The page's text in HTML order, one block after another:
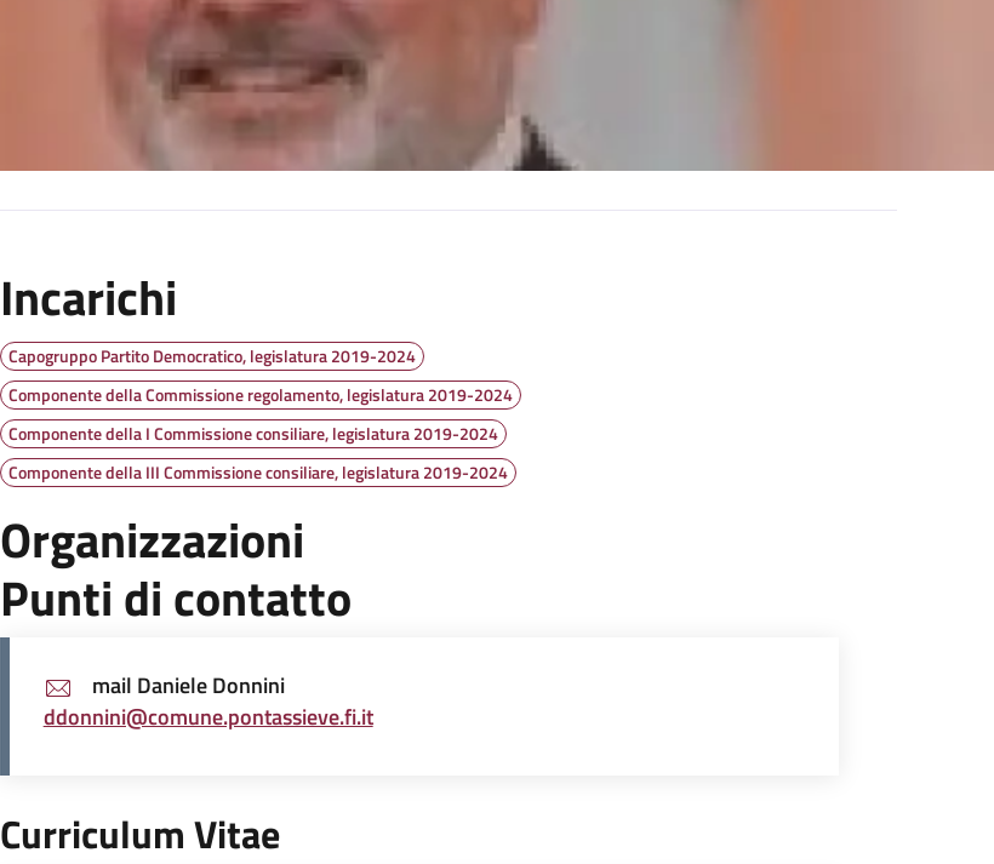
Incarichi
Capogruppo Partito Democratico, legislatura 2019-2024
Componente della Commissione regolamento, legislatura 2019-2024
Componente della I Commissione consiliare, legislatura 2019-2024
Componente della III Commissione consiliare, legislatura 2019-2024
Organizzazioni
Punti di contatto
mail Daniele Donnini
ddonnini@comune.pontassieve.fi.it
Curriculum Vitae